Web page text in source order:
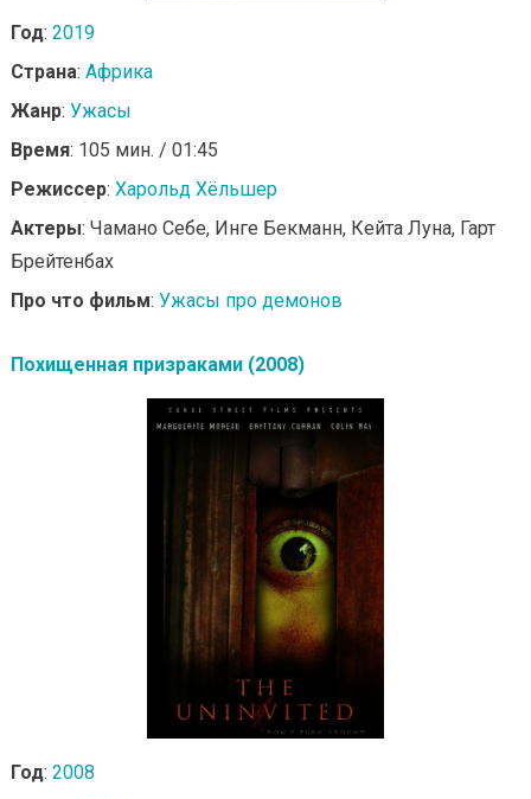
Год: 2019
Страна: Африка
Жанр: Ужасы
Время: 105 мин. / 01:45
Режиссер: Харольд Хёльшер
Актеры: Чамано Себе, Инге Бекманн, Кейта Луна, Гарт
Брейтенбах
Про что фильм: Ужасы про демонов
Похищенная призраками (2008)
Год: 2008